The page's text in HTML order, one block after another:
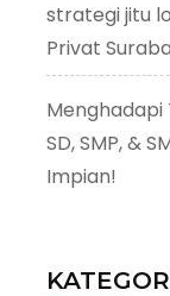
strategi jitu
Privat
Menghadapi
SD, SMP, &
Impian!